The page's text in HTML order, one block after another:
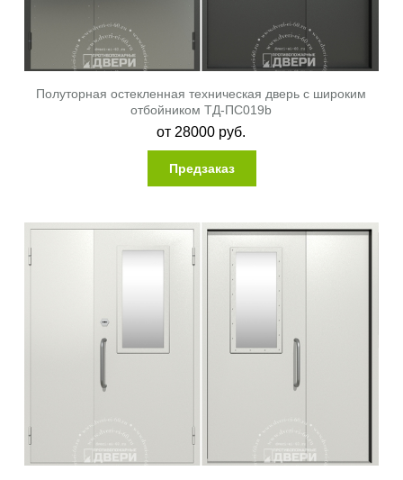
Полуторная остекленная техническая дверь с широким
отбойником ТД-ПС019b
от 28000 руб.
Предзаказ